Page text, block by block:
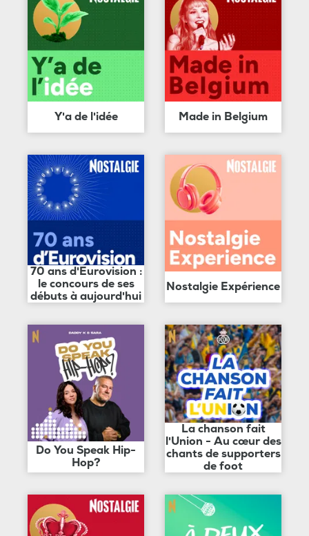
Y'a de l'idée Made in Belgium
70 ans d'Eurovision :
le concours de ses
débuts à aujourd'hui
Nostalgie Expérience
Do You Speak Hip-
Hop?
La chanson fait
l'Union - Au cœur des
chants de supporters
de foot